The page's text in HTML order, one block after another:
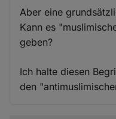
Aber eine
Kann es
geben?
Ich halte diesen
den